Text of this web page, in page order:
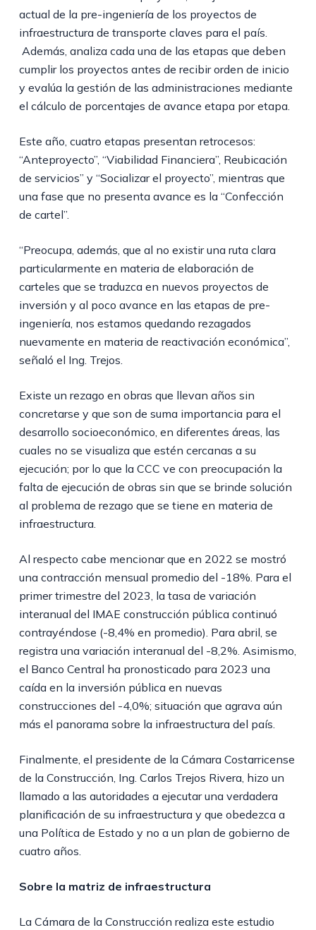
actual de la pre-ingeniería de los proyectos de
infraestructura de transporte claves para el país.
Además, analiza cada una de las etapas que deben
cumplir los proyectos antes de recibir orden de inicio
y evalúa la gestión de las administraciones mediante
el cálculo de porcentajes de avance etapa por etapa.
Este año, cuatro etapas presentan retrocesos:
“Anteproyecto”, “Viabilidad Financiera”, Reubicación
de servicios” y “Socializar el proyecto”, mientras que
una fase que no presenta avance es la “Confección
de cartel”.
“Preocupa, además, que al no existir una ruta clara
particularmente en materia de elaboración de
carteles que se traduzca en nuevos proyectos de
inversión y al poco avance en las etapas de pre-
ingeniería, nos estamos quedando rezagados
nuevamente en materia de reactivación económica”,
señaló el Ing. Trejos.
Existe un rezago en obras que llevan años sin
concretarse y que son de suma importancia para el
desarrollo socioeconómico, en diferentes áreas, las
cuales no se visualiza que estén cercanas a su
ejecución; por lo que la CCC ve con preocupación la
falta de ejecución de obras sin que se brinde solución
al problema de rezago que se tiene en materia de
infraestructura.
Al respecto cabe mencionar que en 2022 se mostró
una contracción mensual promedio del -18%. Para el
primer trimestre del 2023, la tasa de variación
interanual del IMAE construcción pública continuó
contrayéndose (-8,4% en promedio). Para abril, se
registra una variación interanual del -8,2%. Asimismo,
el Banco Central ha pronosticado para 2023 una
caída en la inversión pública en nuevas
construcciones del -4,0%; situación que agrava aún
más el panorama sobre la infraestructura del país.
Finalmente, el presidente de la Cámara Costarricense
de la Construcción, Ing. Carlos Trejos Rivera, hizo un
llamado a las autoridades a ejecutar una verdadera
planificación de su infraestructura y que obedezca a
una Política de Estado y no a un plan de gobierno de
cuatro años.
Sobre la matriz de infraestructura
La Cámara de la Construcción realiza este estudio